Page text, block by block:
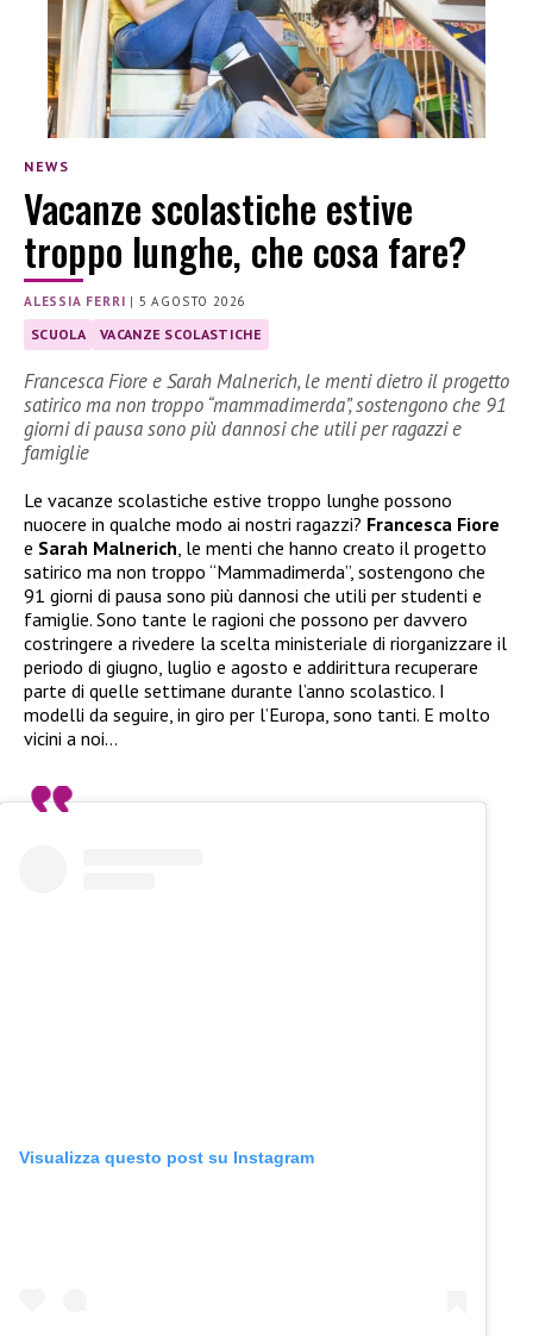
NEWS
Vacanze scolastiche estive
troppo lunghe, che cosa fare?
ALESSIA FERRI | 5 AGOSTO 2026
SCUOLA VACANZE SCOLASTICHE
Francesca Fiore e Sarah Malnerich, le menti dietro il progetto
satirico ma non troppo “mammadimerda”, sostengono che 91
giorni di pausa sono più dannosi che utili per ragazzi e
famiglie
Le vacanze scolastiche estive troppo lunghe possono
nuocere in qualche modo ai nostri ragazzi? Francesca Fiore
e Sarah Malnerich, le menti che hanno creato il progetto
satirico ma non troppo “Mammadimerda”, sostengono che
91 giorni di pausa sono più dannosi che utili per studenti e
famiglie. Sono tante le ragioni che possono per davvero
costringere a rivedere la scelta ministeriale di riorganizzare il
periodo di giugno, luglio e agosto e addirittura recuperare
parte di quelle settimane durante l’anno scolastico. I
modelli da seguire, in giro per l’Europa, sono tanti. E molto
vicini a noi…
Visualizza questo post su Instagram